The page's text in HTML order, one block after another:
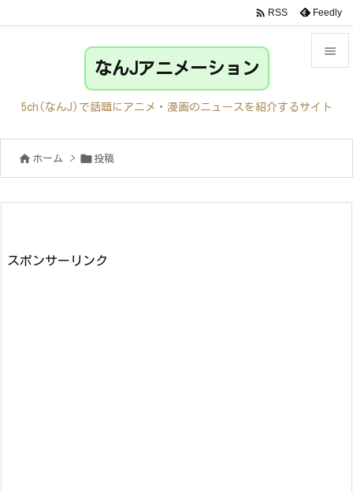

サイド
前へ

 RSS Feedly
なんJアニメーション
5ch(なんJ)で話題にアニメ・漫画のニュースを紹介するサイト
 ホーム >  投稿
スポンサーリンク